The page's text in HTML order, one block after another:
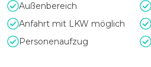
Außenbereich
Anfahrt mit LKW möglich
Personenaufzug